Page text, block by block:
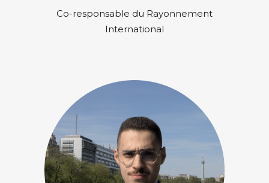
Co-responsable du Rayonnement
International